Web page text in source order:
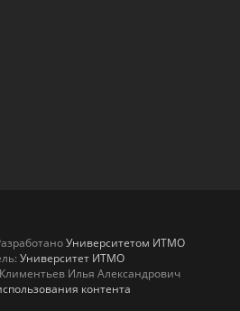
Университетом ИТМО
Университет ИТМО
Илья Александрович
контента